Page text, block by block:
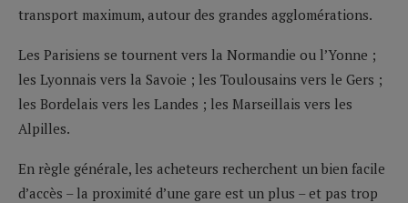
transport maximum, autour des grandes agglomérations.
Les Parisiens se tournent vers la Normandie ou l’Yonne ;
les Lyonnais vers la Savoie ; les Toulousains vers le Gers ;
les Bordelais vers les Landes ; les Marseillais vers les
Alpilles.
En règle générale, les acheteurs recherchent un bien facile
d’accès – la proximité d’une gare est un plus – et pas trop